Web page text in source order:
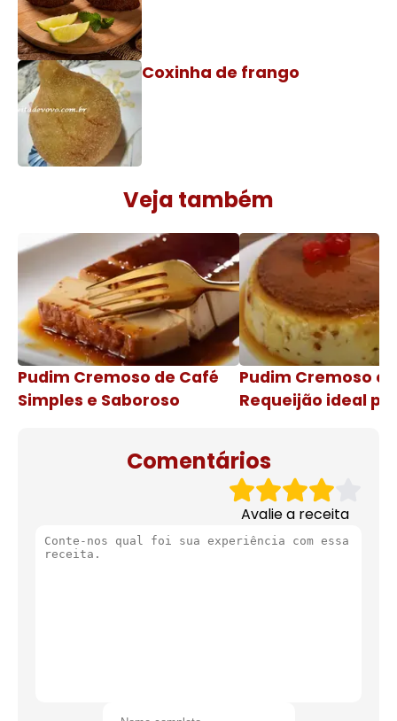
Coxinha de frango
Veja também
Pudim Cremoso de Café
Simples e Saboroso
Pudim Cremoso
Requeijão ideal
Comentários
Avalie a receita